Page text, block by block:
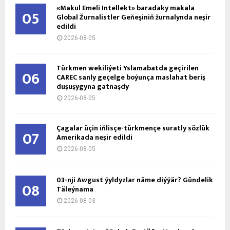
05 «Makul Emeli Intellekt» baradaky makala
Global Žurnalistler Geňeşiniň žurnalynda neşir
edildi
2026-08-05
06 Türkmen wekiliýeti Yslamabatda geçirilen
CAREC sanly geçelge boýunça maslahat beriş
duşuşygyna gatnaşdy
2026-08-05
07 Çagalar üçin iňlisçe-türkmençe suratly sözlük
Amerikada neşir edildi
2026-08-05
08 03-nji Awgust ýyldyzlar näme diýýär? Gündelik
Täleýnama
2026-08-03